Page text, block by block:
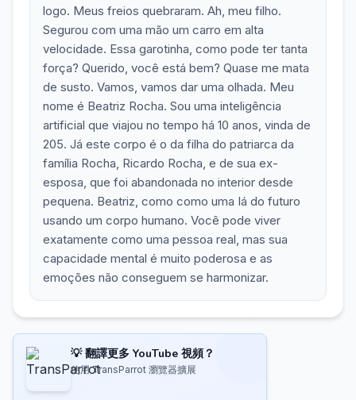
logo. Meus freios quebraram. Ah, meu filho.
Segurou com uma mão um carro em alta
velocidade. Essa garotinha, como pode ter tanta
força? Querido, você está bem? Quase me mata
de susto. Vamos, vamos dar uma olhada. Meu
nome é Beatriz Rocha. Sou uma inteligência
artificial que viajou no tempo há 10 anos, vinda de
205. Já este corpo é o da filha do patriarca da
família Rocha, Ricardo Rocha, e de sua ex-
esposa, que foi abandonada no interior desde
pequena. Beatriz, como como uma Iá do futuro
usando um corpo humano. Você pode viver
exatamente como uma pessoa real, mas sua
capacidade mental é muito poderosa e as
emoções não conseguem se harmonizar.
💡 翻譯更多 YouTube 視頻？
使用 TransParrot 瀏覽器擴展